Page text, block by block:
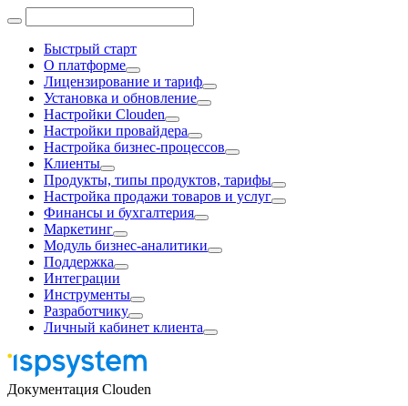
Быстрый старт
О платформе
Лицензирование и тариф
Установка и обновление
Настройки Clouden
Настройки провайдера
Настройка бизнес-процессов
Клиенты
Продукты, типы продуктов, тарифы
Настройка продажи товаров и услуг
Финансы и бухгалтерия
Маркетинг
Модуль бизнес-аналитики
Поддержка
Интеграции
Инструменты
Разработчику
Личный кабинет клиента
Документация Clouden